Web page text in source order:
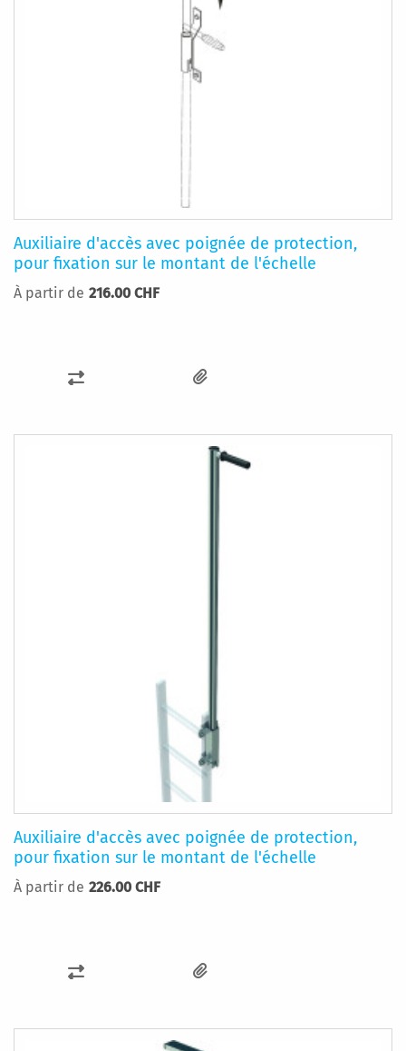
Auxiliaire d'accès avec poignée de protection,
pour fixation sur le montant de l'échelle
À partir de 216.00 CHF
AJOUTER
COMPARATEUR
Auxiliaire d'accès avec poignée de protection,
pour fixation sur le montant de l'échelle
À partir de 226.00 CHF
AJOUTER
COMPARATEUR